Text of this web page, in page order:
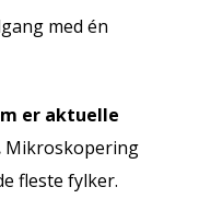
med én
er aktuelle
Mikroskopering
fleste fylker.